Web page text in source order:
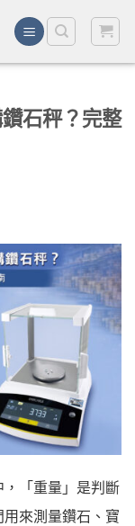
石秤？完整
「重量」是判斷
來測量鑽石、寶